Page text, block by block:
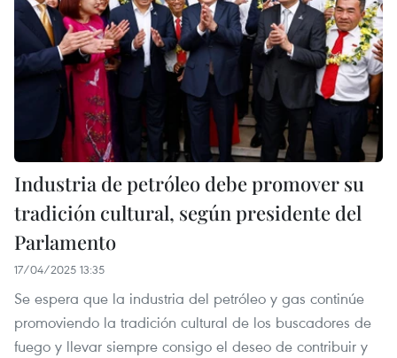
Industria de petróleo debe promover su
tradición cultural, según presidente del
Parlamento
17/04/2025 13:35
Se espera que la industria del petróleo y gas continúe
promoviendo la tradición cultural de los buscadores de
fuego y llevar siempre consigo el deseo de contribuir y